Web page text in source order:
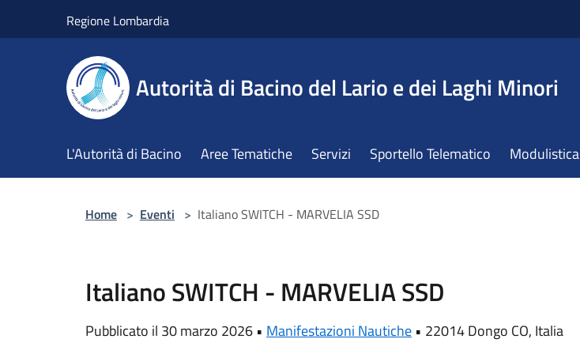
Regione Lombardia
Autorità di Bacino del Lario e dei Laghi Minori
L'Autorità di Bacino Aree Tematiche Servizi Sportello Telematico Modulistica
Home > Eventi > Italiano SWITCH - MARVELIA SSD
Italiano SWITCH - MARVELIA SSD
Pubblicato il 30 marzo 2026 • Manifestazioni Nautiche • 22014 Dongo CO, Italia